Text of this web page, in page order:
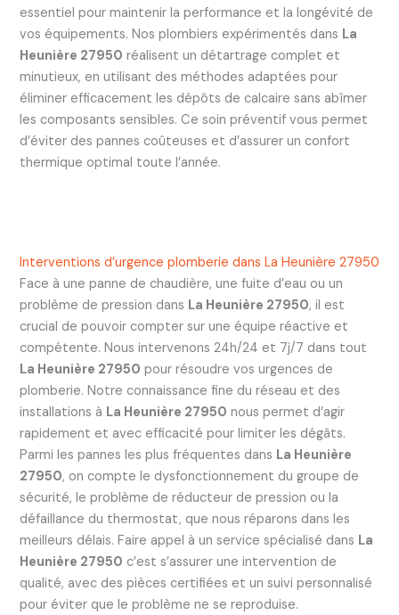
essentiel pour maintenir la performance et la longévité de
vos équipements. Nos plombiers expérimentés dans La
Heunière 27950 réalisent un détartrage complet et
minutieux, en utilisant des méthodes adaptées pour
éliminer efficacement les dépôts de calcaire sans abîmer
les composants sensibles. Ce soin préventif vous permet
d’éviter des pannes coûteuses et d’assurer un confort
thermique optimal toute l’année.
Interventions d’urgence plomberie dans La Heunière 27950
Face à une panne de chaudière, une fuite d’eau ou un
problème de pression dans La Heunière 27950, il est
crucial de pouvoir compter sur une équipe réactive et
compétente. Nous intervenons 24h/24 et 7j/7 dans tout
La Heunière 27950 pour résoudre vos urgences de
plomberie. Notre connaissance fine du réseau et des
installations à La Heunière 27950 nous permet d’agir
rapidement et avec efficacité pour limiter les dégâts.
Parmi les pannes les plus fréquentes dans La Heunière
27950, on compte le dysfonctionnement du groupe de
sécurité, le problème de réducteur de pression ou la
défaillance du thermostat, que nous réparons dans les
meilleurs délais. Faire appel à un service spécialisé dans La
Heunière 27950 c’est s’assurer une intervention de
qualité, avec des pièces certifiées et un suivi personnalisé
pour éviter que le problème ne se reproduise.